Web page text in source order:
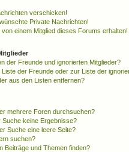
verschicken!
Private Nachrichten!
einem Mitglied dieses Forums erhalten!
der Freunde und ignorierten Mitglieder?
der Freunde oder zur Liste der
aus den Listen entfernen?
mehrere Foren durchsuchen?
Suche keine Ergebnisse?
Suche eine leere Seite?
suchen?
Beiträge und Themen finden?